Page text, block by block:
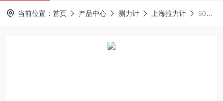
当前位置： 首页 产品中心 测力计 上海拉力计 50T无线拉力计